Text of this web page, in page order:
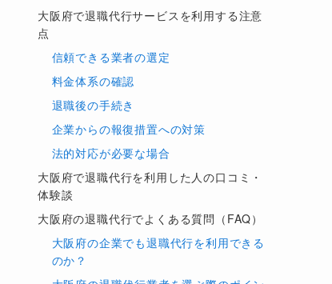
大阪府で退職代行サービスを利用する注意
点
信頼できる業者の選定
料金体系の確認
退職後の手続き
企業からの報復措置への対策
法的対応が必要な場合
大阪府で退職代行を利用した人の口コミ・
体験談
大阪府の退職代行でよくある質問（FAQ）
大阪府の企業でも退職代行を利用できる
のか？